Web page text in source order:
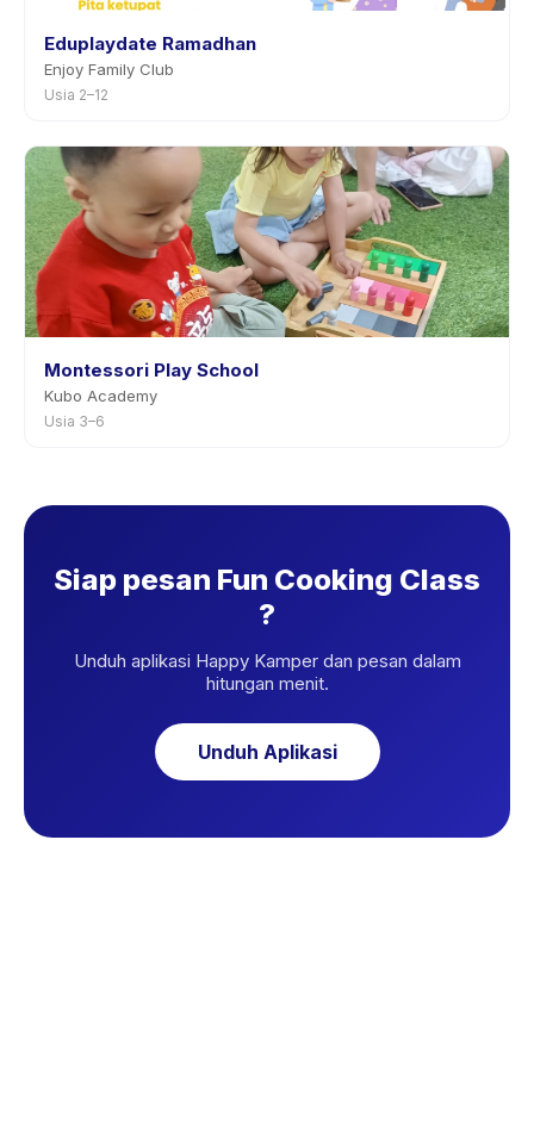
Eduplaydate Ramadhan
Enjoy Family Club
Usia 2–12
Montessori Play School
Kubo Academy
Usia 3–6
Siap pesan Fun Cooking Class
?
Unduh aplikasi Happy Kamper dan pesan dalam
hitungan menit.
Unduh Aplikasi